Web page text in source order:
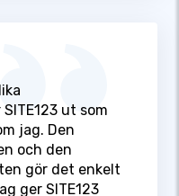
ut som
jag. Den
och den
gör det enkelt
ger SITE123